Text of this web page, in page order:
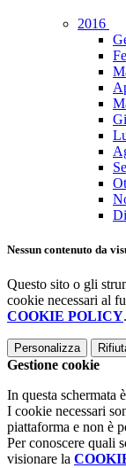
2016
Nessun contenuto da
Questo sito o gli
cookie necessari al
COOKIE POLICY.
Personalizza
Gestione cookie
In questa schermata
I cookie necessari
piattaforma e non è
Per conoscere quali
visionare la